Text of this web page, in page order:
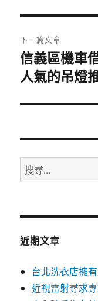
覽
文
章:
下一篇文章
下
一
文
信義區機車
人氣的吊燈
搜
尋
鍵
近期文章
台北洗衣店擁
近視雷射尋求